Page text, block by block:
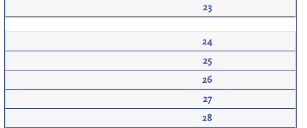
23
24
25
26
27
28